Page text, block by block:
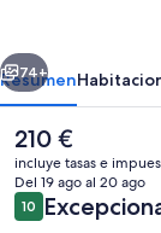
Spa
Siguiente
74+
Resumen
El
precio
actual
es
de
210 €
incluye tasas e
Del 19 ago al 20 ago
Comentarios
1010 de 10